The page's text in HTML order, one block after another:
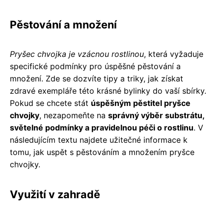
Pěstování a množení
Pryšec chvojka je vzácnou rostlinou, která vyžaduje
specifické podmínky pro úspěšné pěstování a
množení. Zde se dozvíte tipy a triky, jak získat
zdravé exempláře této krásné bylinky do vaší sbírky.
Pokud se chcete stát úspěšným pěstitel pryšce
chvojky, nezapomeňte na správný výběr substrátu,
světelné podmínky a pravidelnou péči o rostlinu. V
následujícím textu najdete užitečné informace k
tomu, jak uspět s pěstováním a množením pryšce
chvojky.
Využití v zahradě